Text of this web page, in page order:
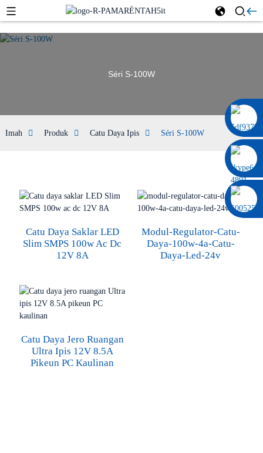
0086 13322920697
Séri S-100W
Imah Produk Catu Daya Ipis Séri S-100W
Catu Daya Saklar LED
Slim SMPS 100w Ac Dc
12V 8A
Modul-Regulator-Catu-
Daya-100w-4a-Catu-
Daya-Led-24v
Catu Daya Jero Ruangan
Ultra Ipis 12V 8.5A
Pikeun PC Kaulinan